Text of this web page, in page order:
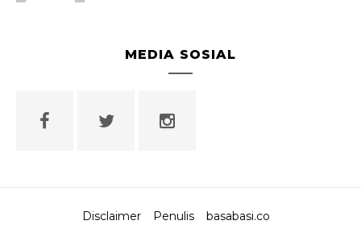
MEDIA SOSIAL
Disclaimer Penulis basabasi.co